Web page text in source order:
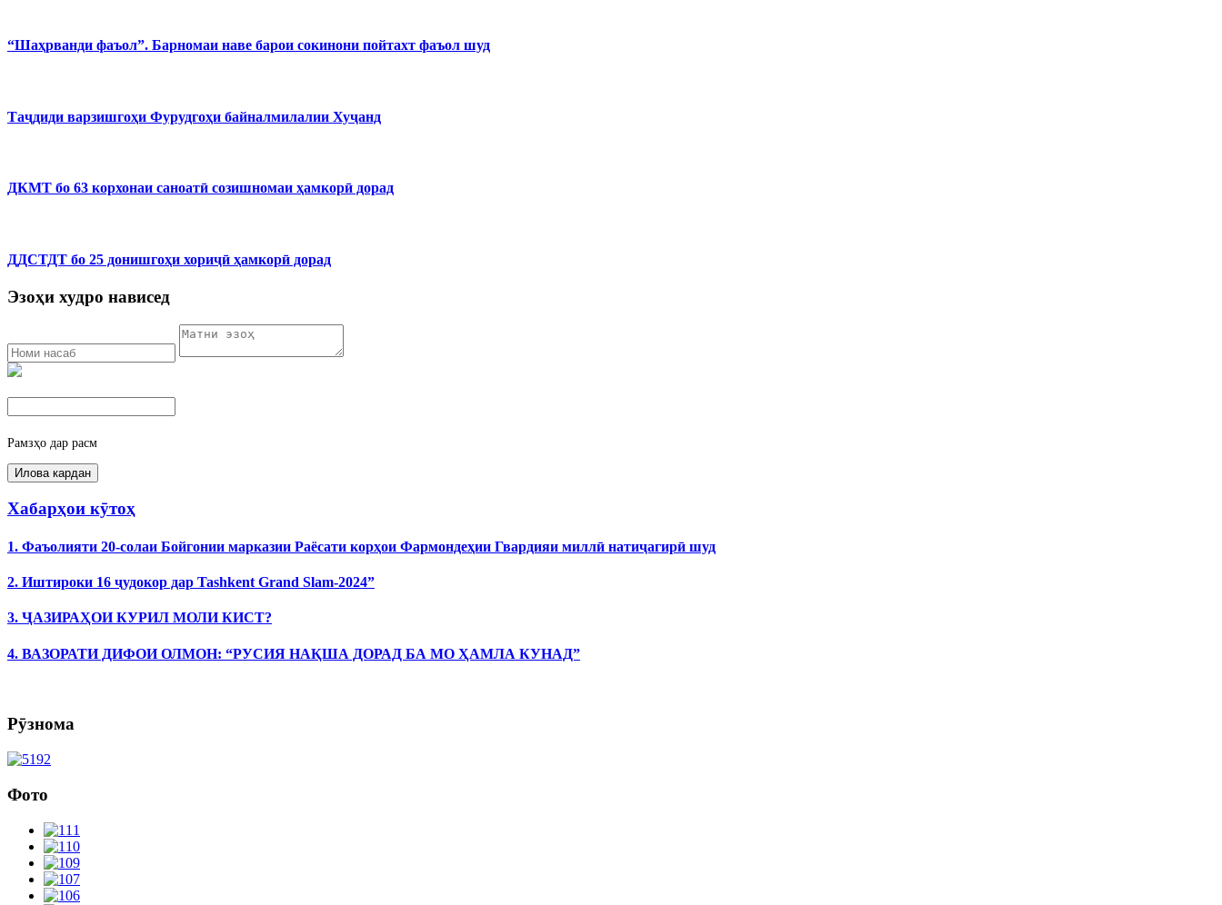
“Шаҳрванди фаъол”. Барномаи наве барои сокинони пойтахт фаъол шуд
Таҷдиди варзишгоҳи Фурудгоҳи байналмилалии Хуҷанд
ДКМТ бо 63 корхонаи саноатӣ созишномаи ҳамкорӣ дорад
ДДСТДТ бо 25 донишгоҳи хориҷӣ ҳамкорӣ дорад
Эзоҳи худро нависед
Рамзҳо дар расм
Хабарҳои кӯтоҳ
1. Фаъолияти 20-солаи Бойгонии марказии Раёсати корҳои Фармондеҳии Гвардияи миллӣ натиҷагирӣ шуд
2. Иштироки 16 ҷудокор дар Tashkent Grand Slam-2024”
3. ҶАЗИРАҲОИ КУРИЛ МОЛИ КИСТ?
4. ВАЗОРАТИ ДИФОИ ОЛМОН: “РУСИЯ НАҚША ДОРАД БА МО ҲАМЛА КУНАД”
Рӯзнома
Фото